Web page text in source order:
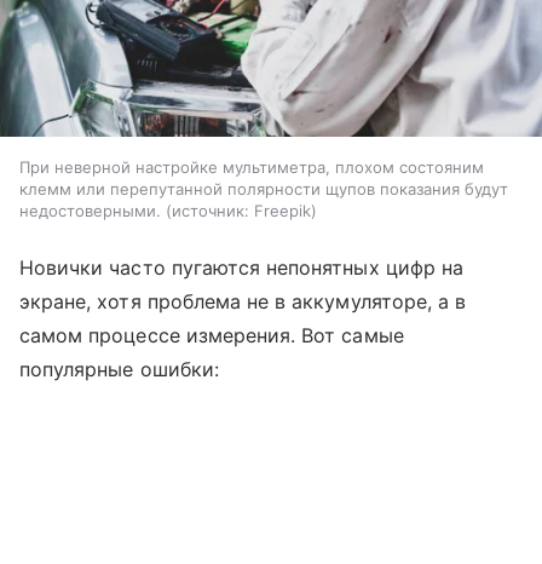
При неверной настройке мультиметра, плохом состояним
клемм или перепутанной полярности щупов показания будут
недостоверными.
источник: Freepik
Новички часто пугаются непонятных цифр на
экране, хотя проблема не в аккумуляторе, а в
самом процессе измерения. Вот самые
популярные ошибки: